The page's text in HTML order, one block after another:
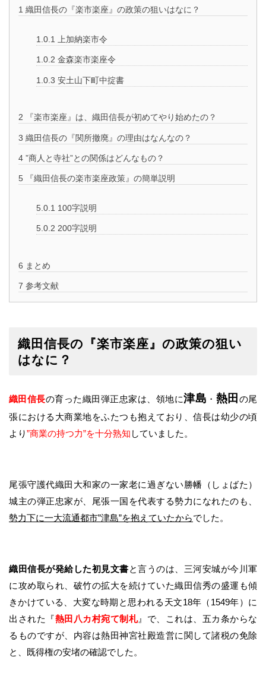
1 織田信長の『楽市楽座』の政策の狙いはなに？
1.0.1 上加納楽市令
1.0.2 金森楽市楽座令
1.0.3 安土山下町中掟書
2 『楽市楽座』は、織田信長が初めてやり始めたの？
3 織田信長の『関所撤廃』の理由はなんなの？
4 ”商人と寺社”との関係はどんなもの？
5 『織田信長の楽市楽座政策』の簡単説明
5.0.1 100字説明
5.0.2 200字説明
6 まとめ
7 参考文献
織田信長の『楽市楽座』の政策の狙い
はなに？
織田信長の育った織田弾正忠家は、領地に津島 ・ 熱田 の尾
張における大商業地をふたつも抱えており、信長は幼少の頃
より”商業の持つ力”を十分熟知 していました。
尾張守護代織田大和家の一家老に過ぎない勝幡（しょばた）
城主の弾正忠家が、尾張一国を代表する勢力になれたのも、
勢力下に一大流通都市”津島”を抱えていたからでした。
織田信長が発給した初見文書と言うのは、三河安城が今川軍
に攻め取られ、破竹の拡大を続けていた織田信秀の盛運も傾
きかけている、大変な時期と思われる天文18年（1549年）に
出された『熱田八カ村宛て制札』で、これは、五カ条からな
るものですが、内容は熱田神宮社殿造営に関して諸税の免除
と、既得権の安堵の確認でした。